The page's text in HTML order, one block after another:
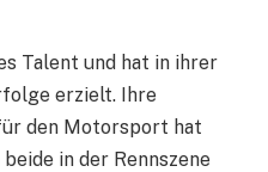
Talent und hat in ihrer
erzielt. Ihre
den Motorsport hat
in der Rennszene